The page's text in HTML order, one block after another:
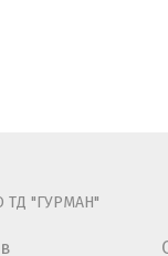
ТД "ГУРМАН"